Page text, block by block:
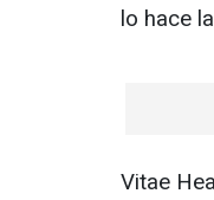
lo hace
Vitae